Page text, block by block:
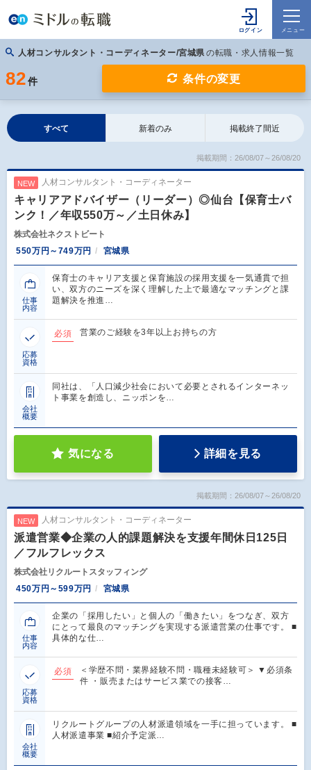
人材コンサルタント・コーディネーター/宮城県 の転職・求人情報一覧
82 件 条件の変更
すべて 新着のみ 掲載終了間近
掲載期間：26/08/07～26/08/20
NEW 人材コンサルタント・コーディネーター
キャリアアドバイザー（リーダー）◎仙台【保育士バ
ンク！／年収550万～／土日休み】
株式会社ネクストビート
550万円～749万円
宮城県
仕事
内容
保育士のキャリア支援と保育施設の採用支援を一気通貫で担
い、双方のニーズを深く理解した上で最適なマッチングと課
題解決を推進…
応募
資格
必須 営業のご経験を3年以上お持ちの方
会社
概要
同社は、「人口減少社会において必要とされるインターネッ
ト事業を創造し、ニッポンを…
気になる 詳細を見る
掲載期間：26/08/07～26/08/20
NEW 人材コンサルタント・コーディネーター
派遣営業◆企業の人的課題解決を支援年間休日125日
／フルフレックス
株式会社リクルートスタッフィング
450万円～599万円
宮城県
仕事
内容
企業の「採用したい」と個人の「働きたい」をつなぎ、双方
にとって最良のマッチングを実現する派遣営業の仕事です。 ■
具体的な仕…
応募
資格
必須
＜学歴不問・業界経験不問・職種未経験可＞ ▼必須条
件 ・販売またはサービス業での接客…
会社
概要
リクルートグループの人材派遣領域を一手に担っています。 ■
人材派遣事業 ■紹介予定派…